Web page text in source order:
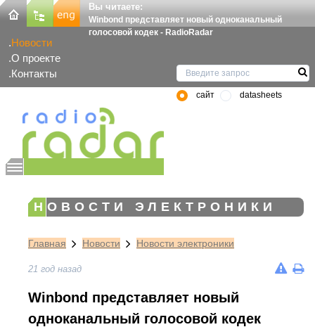
Вы читаете:
Winbond представляет новый одноканальный
голосовой кодек - RadioRadar
Новости
О проекте
Контакты
сайт datasheets
НОВОСТИ ЭЛЕКТРОНИКИ
Главная Новости Новости электроники
21 год назад
Winbond представляет новый
одноканальный голосовой кодек